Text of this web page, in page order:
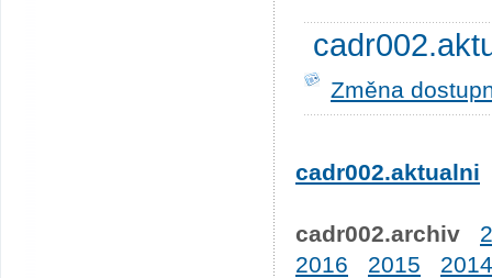
Změna
cadr002.aktualni
cadr002.archiv
2016
2015 2014